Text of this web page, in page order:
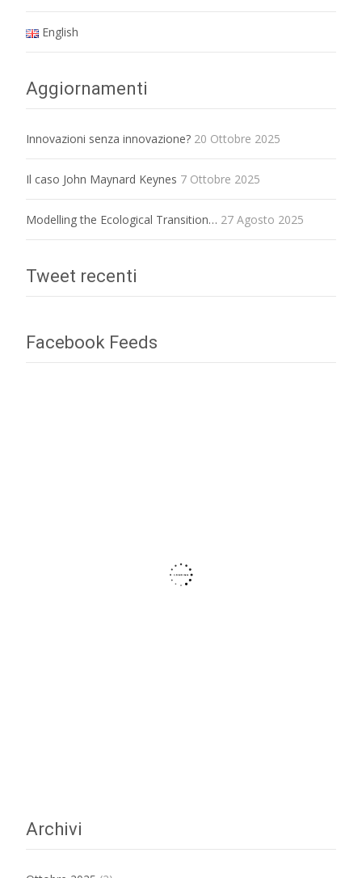
English
Aggiornamenti
Innovazioni senza innovazione? 20 Ottobre 2025
Il caso John Maynard Keynes 7 Ottobre 2025
Modelling the Ecological Transition… 27 Agosto 2025
Tweet recenti
Facebook Feeds
Archivi